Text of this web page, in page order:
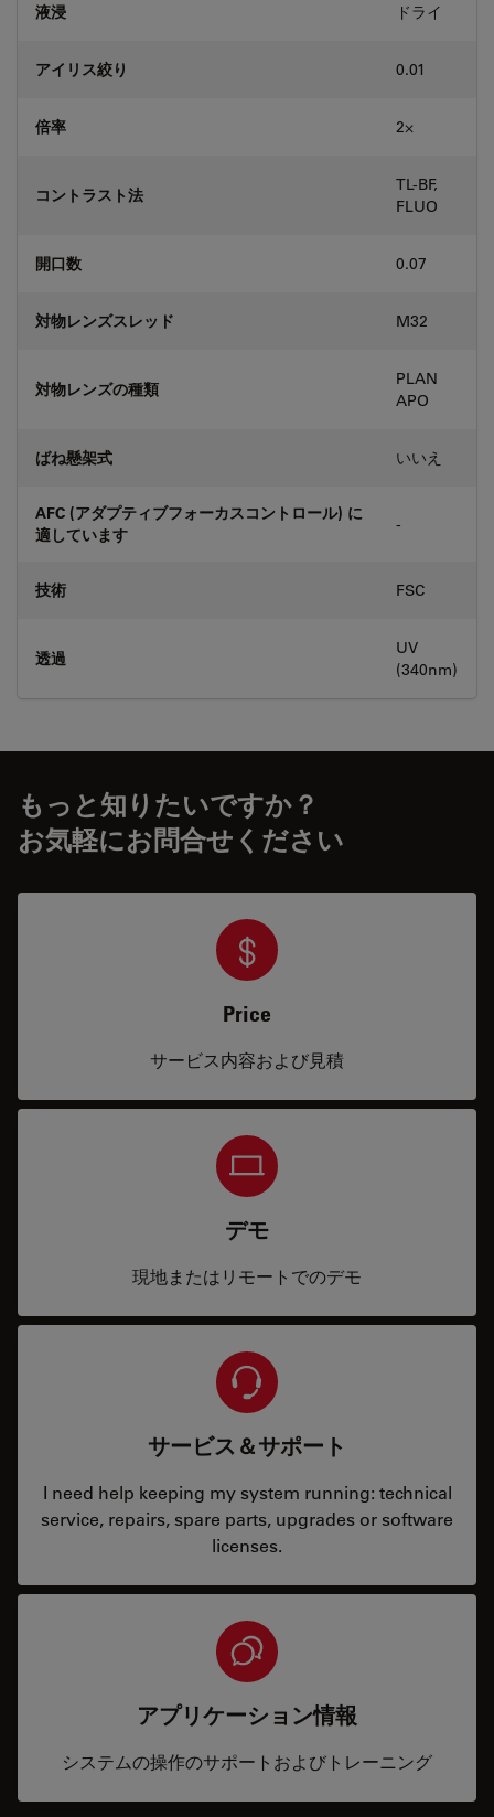
液浸 ドライ
アイリス絞り 0.01
倍率 2⨉
コントラスト法
TL-BF,
FLUO
開口数 0.07
対物レンズスレッド M32
対物レンズの種類
PLAN
APO
ばね懸架式 いいえ
AFC (アダプティブフォーカスコントロール) に
適しています
-
技術 FSC
透過
UV
(340nm)
もっと知りたいですか？
お気軽にお問合せください
Price
サービス内容および見積
デモ
現地またはリモートでのデモ
サービス＆サポート
I need help keeping my system running: technical
service, repairs, spare parts, upgrades or software
licenses.
アプリケーション情報
システムの操作のサポートおよびトレーニング